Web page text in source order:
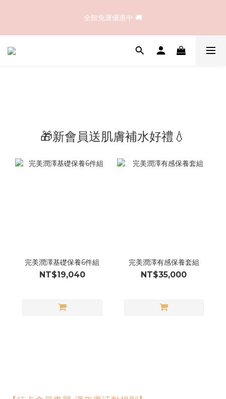
洗淨不緊繃！
全館免運優惠中 🚚
☀️夏日潔顏首選｜B1完美溫和胺基酸洗卸顏露｜買大送小，溫和
🎁新會員送肌膚補水好禮💧
完美潤澤基礎保養6件組
NT$19,040
完美潤澤有感保養套組
NT$35,000